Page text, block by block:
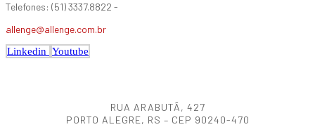
Telefones: (51) 3337.8822 -
allenge@allenge.com.br
Linkedin Youtube
RUA ARABUTÃ, 427
PORTO ALEGRE, RS – CEP 90240-470